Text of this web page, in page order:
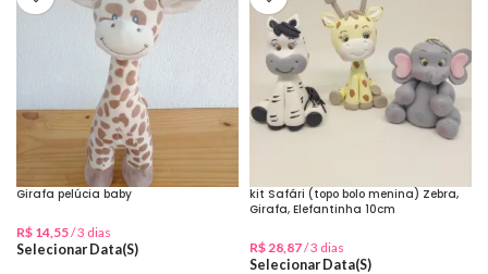
Girafa pelúcia baby
R$ 14,55/ 3 dias
Selecionar Data(s)
kit Safári (topo bolo menina) Zebra,
Girafa, Elefantinha 10cm
R$28,87/ 3 dias
Selecionar Data(s)